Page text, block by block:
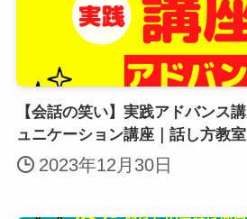
【会話の笑い】実践アドバンス
ュニケーション講座｜話し方教室
2023年12月30日